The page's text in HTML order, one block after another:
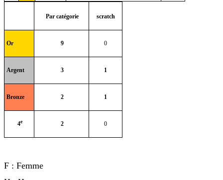
Par catégorie scratch
Or 9 0
Argent 3 1
Bronze 2 1
4e 2 0
F : Femme